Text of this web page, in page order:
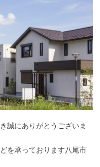
誠にありがとうございま
を承っております八尾市